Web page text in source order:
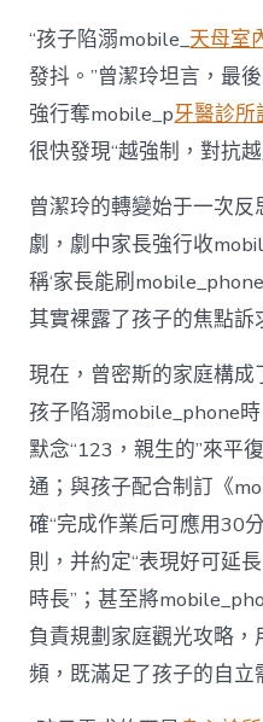
“孩子陷溺mobile_天母室
發抖。”曾潔玲坦言，最
強行奪mobile_p牙醫診所
很快發現“越強制，對抗
曾潔玲的轉變始于一次
劇，劇中家長強行收
稱‘家長能刷
其實裸露了孩子的焦點訴
現在，曾密斯的家庭構成
孩子陷溺mobile_phone
默念“123，親生的”來平
通；與孩子配合制訂《
確“完成作業后可應用30
則，并約定“表現好可延
時長”；甚至將
負責規劃家庭觀光攻略
頻，既滿足了孩子的自立